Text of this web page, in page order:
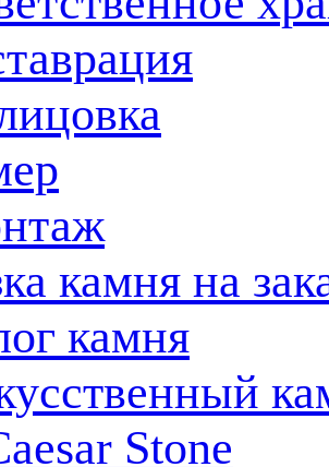
камня на
камня
Stone